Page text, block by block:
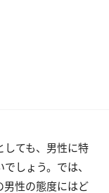
しても、男性に特
しょう。では、
性の態度にはど